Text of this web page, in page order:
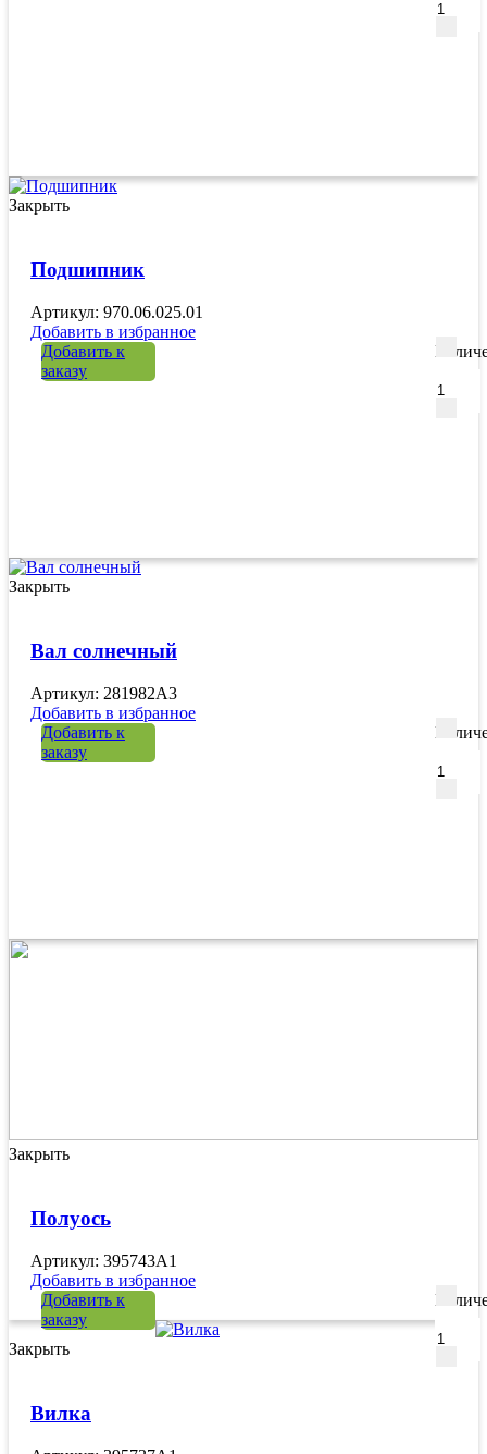
Закрыть
Подшипник
Артикул: 970.06.025.01
Добавить в избранное
Добавить к
заказу
Закрыть
Вал солнечный
Артикул: 281982A3
Добавить в избранное
Добавить к
заказу
Закрыть
Полуось
Артикул: 395743A1
Добавить в избранное
Добавить к
заказу
Закрыть
Вилка